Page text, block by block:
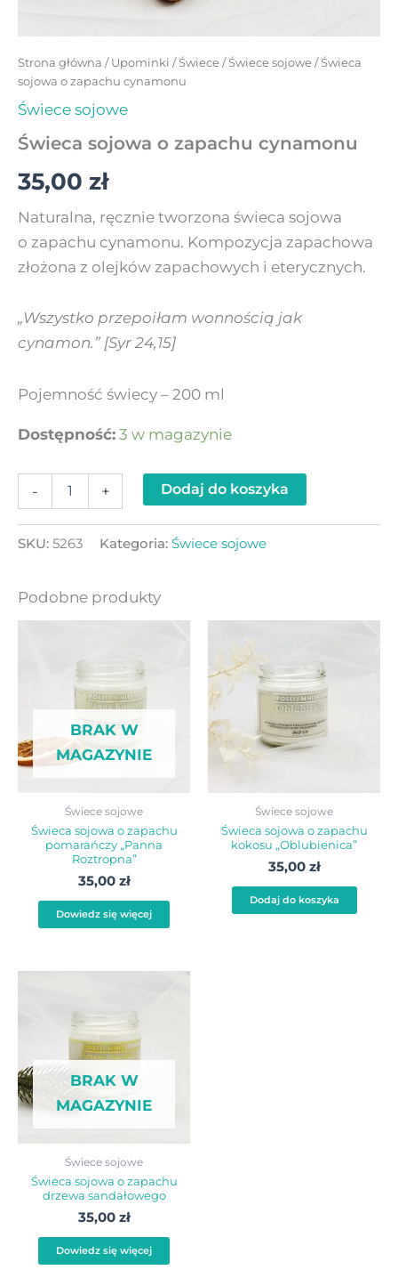
Strona główna /Upominki /Świece/Świece sojowe/ Świeca
sojowa o zapachu cynamonu
Świece sojowe
Świeca sojowa o zapachu cynamonu
35,00 zł
Naturalna, ręcznie tworzona świeca sojowa
o zapachu cynamonu. Kompozycja zapachowa
złożona z olejków zapachowych i eterycznych.
„Wszystko przepoiłam wonnością jak
cynamon.” [Syr 24,15]
Pojemność świecy – 200 ml
Dostępność: 3 w magazynie
- + Dodaj do koszyka
SKU: 5263 Kategoria: Świece sojowe
Podobne produkty
BRAK W
MAGAZYNIE
Świece sojowe
Świeca sojowa o zapachu
pomarańczy „Panna
Roztropna”
35,00 zł
Dowiedz się więcej
Świece sojowe
Świeca sojowa o zapachu
kokosu „Oblubienica”
35,00 zł
Dodaj do koszyka
BRAK W
MAGAZYNIE
Świece sojowe
Świeca sojowa o zapachu
drzewa sandałowego
35,00 zł
Dowiedz się więcej